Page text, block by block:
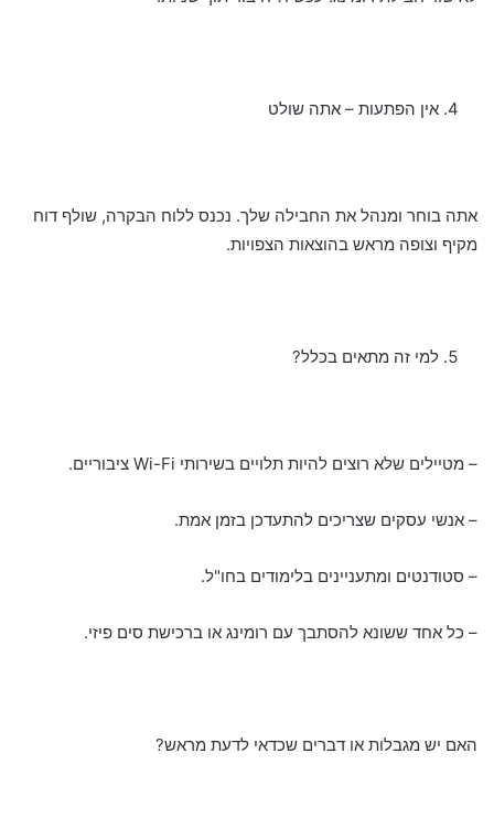
אין הפתעות – אתה שולט
אתה בוחר ומנהל את החבילה שלך. נכנס ללוח הבקרה, שולף דוח
מקיף וצופה מראש בהוצאות הצפויות.
למי זה מתאים בכלל?
– מטיילים שלא רוצים להיות תלויים בשירותי Wi-Fi ציבוריים.
– אנשי עסקים שצריכים להתעדכן בזמן אמת.
– סטודנטים ומתעניינים בלימודים בחו"ל.
– כל אחד ששונא להסתבך עם רומינג או ברכישת סים פיזי.
האם יש מגבלות או דברים שכדאי לדעת מראש?